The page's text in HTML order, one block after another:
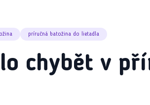
príručná batožina do lietadla
chybět v